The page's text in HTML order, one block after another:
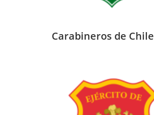
Carabineros de Chile